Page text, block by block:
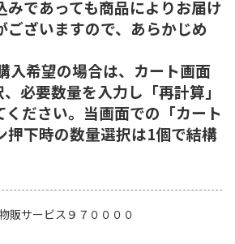
みであっても商品によりお届け
ございますので、あらかじめ
希望の場合は、カート画面
必要数量を入力し「再計算」
ください。当画面での「カート
押下時の数量選択は1個で結構
販サービス９７００００